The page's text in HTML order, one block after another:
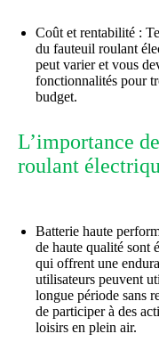
Coût et rentabilité :
du fauteuil roulant
peut varier et vous
fonctionnalités pour
budget.
L’importance
roulant
Batterie haute
de haute qualité sont
qui offrent une
utilisateurs peuvent
longue période sans
de participer à des
loisirs en plein air.